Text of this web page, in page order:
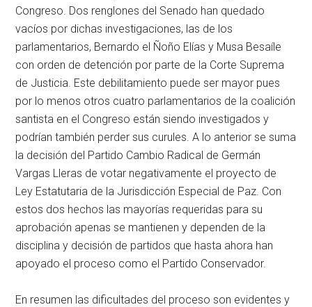
Congreso. Dos renglones del Senado han quedado
vacíos por dichas investigaciones, las de los
parlamentarios, Bernardo el Ñoño Elías y Musa Besaíle
con orden de detención por parte de la Corte Suprema
de Justicia. Este debilitamiento puede ser mayor pues
por lo menos otros cuatro parlamentarios de la coalición
santista en el Congreso están siendo investigados y
podrían también perder sus curules. A lo anterior se suma
la decisión del Partido Cambio Radical de Germán
Vargas Lleras de votar negativamente el proyecto de
Ley Estatutaria de la Jurisdicción Especial de Paz. Con
estos dos hechos las mayorías requeridas para su
aprobación apenas se mantienen y dependen de la
disciplina y decisión de partidos que hasta ahora han
apoyado el proceso como el Partido Conservador.
En resumen las dificultades del proceso son evidentes y